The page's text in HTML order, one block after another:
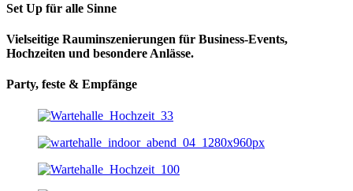
Set Up für alle Sinne
Vielseitige Rauminszenierungen für Business-Events,
Hochzeiten und besondere Anlässe.
Party, feste & Empfänge